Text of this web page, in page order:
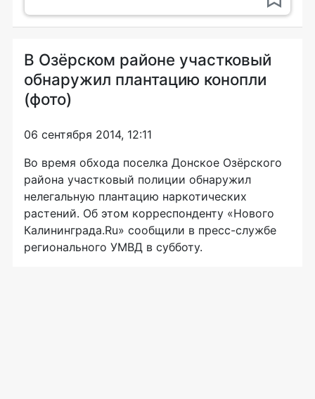
В Озёрском районе участковый
обнаружил плантацию конопли
(фото)
06 сентября 2014, 12:11
Во время обхода поселка Донское Озёрского
района участковый полиции обнаружил
нелегальную плантацию наркотических
растений. Об этом корреспонденту «Нового
Калининграда.Ru» сообщили в пресс-службе
регионального УМВД в субботу.